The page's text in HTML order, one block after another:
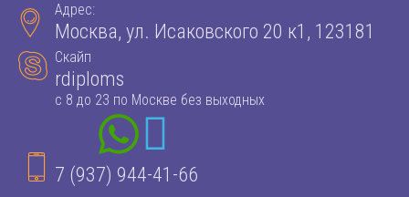
Адрес:
Москва, ул. Исаковского 20 к1, 123181
Скайп
rdiploms
с 8 до 23 по Москве без выходных
7 (937) 944-41-66